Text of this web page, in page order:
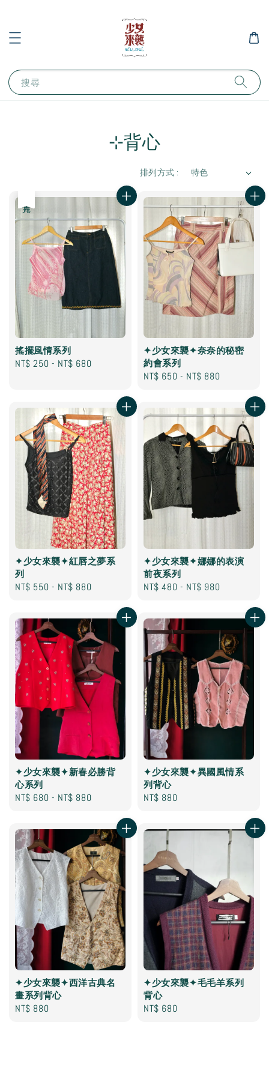
搜尋
⊹背心
排列方式 :
搖擺風情系列
Regular
NT$ 250 - NT$ 680
✦少女來襲✦奈奈的秘密
約會系列
Regular
NT$ 650 - NT$ 880
✦少女來襲✦紅唇之夢系
列
Regular
NT$ 550 - NT$ 880
✦少女來襲✦娜娜的表演
前夜系列
Regular
NT$ 480 - NT$ 980
✦少女來襲✦新春必勝背
心系列
Regular
NT$ 680 - NT$ 880
✦少女來襲✦異國風情系
列背心
Regular
NT$ 880
✦少女來襲✦西洋古典名
畫系列背心
Regular
NT$ 880
✦少女來襲✦毛毛羊系列
背心
Regular
NT$ 680